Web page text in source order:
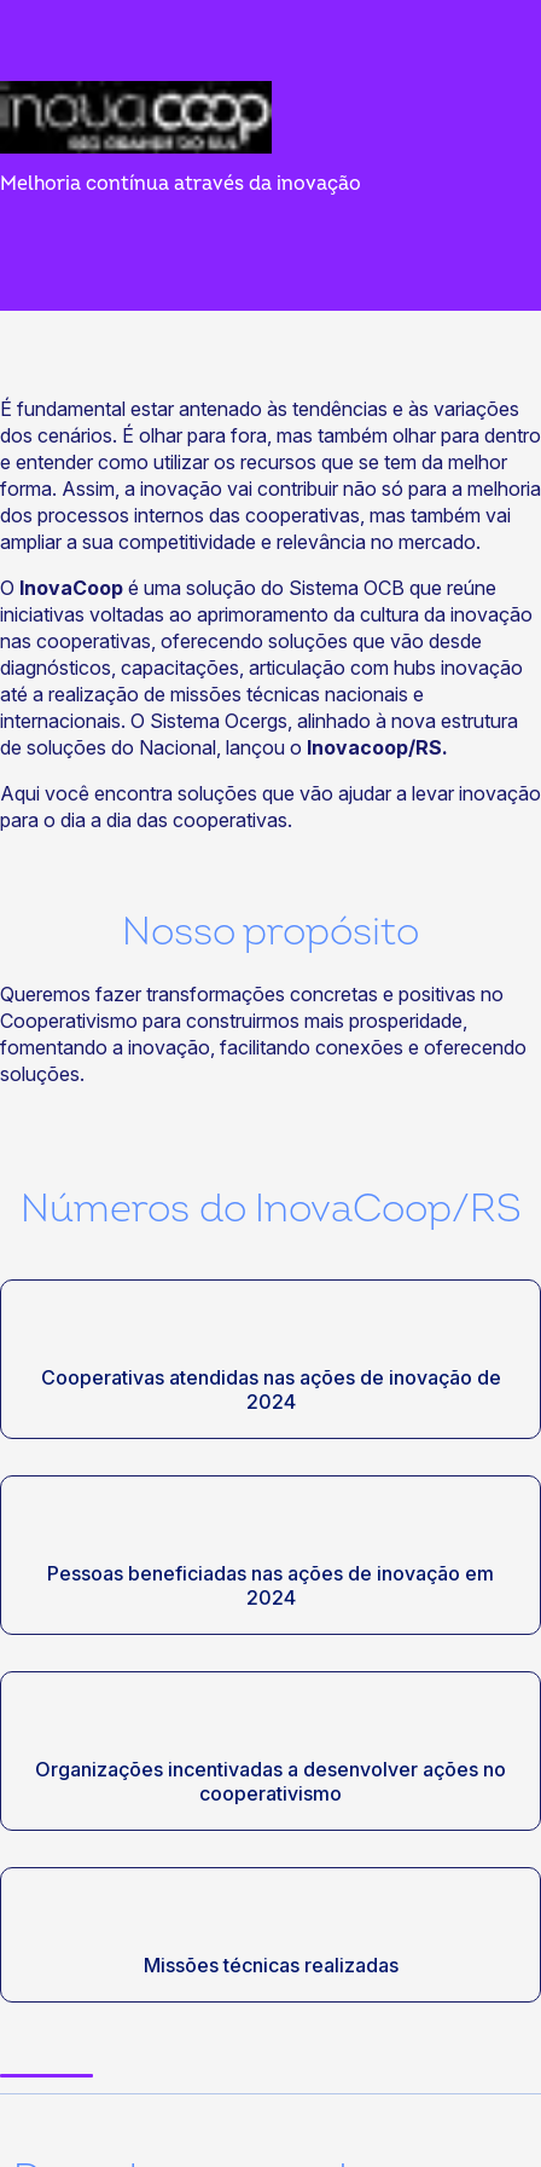
Melhoria contínua através da inovação
É fundamental estar antenado às tendências e às variações
dos cenários. É olhar para fora, mas também olhar para dentro
e entender como utilizar os recursos que se tem da melhor
forma. Assim, a inovação vai contribuir não só para a melhoria
dos processos internos das cooperativas, mas também vai
ampliar a sua competitividade e relevância no mercado.
O InovaCoop é uma solução do Sistema OCB que reúne
iniciativas voltadas ao aprimoramento da cultura da inovação
nas cooperativas, oferecendo soluções que vão desde
diagnósticos, capacitações, articulação com hubs inovação
até a realização de missões técnicas nacionais e
internacionais. O Sistema Ocergs, alinhado à nova estrutura
de soluções do Nacional, lançou o Inovacoop/RS.
Aqui você encontra soluções que vão ajudar a levar inovação
para o dia a dia das cooperativas.
Nosso propósito
Queremos fazer transformações concretas e positivas no
Cooperativismo para construirmos mais prosperidade,
fomentando a inovação, facilitando conexões e oferecendo
soluções.
Números do InovaCoop/RS
Cooperativas atendidas nas ações de inovação de
2024
Pessoas beneficiadas nas ações de inovação em
2024
Organizações incentivadas a desenvolver ações no
cooperativismo
Missões técnicas realizadas